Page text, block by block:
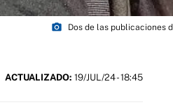
photo_camera Dos de las publicaciones
ACTUALIZADO: 19/JUL/24 - 18:45